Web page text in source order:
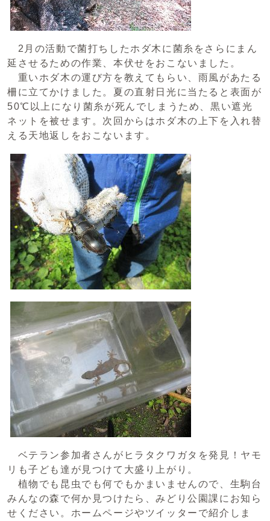
2月の活動で菌打ちしたホダ木に菌糸をさらにまん
延させるための作業、本伏せをおこないました。
重いホダ木の運び方を教えてもらい、雨風があたる
柵に立てかけました。夏の直射日光に当たると表面が
50℃以上になり菌糸が死んでしまうため、黒い遮光
ネットを被せます。次回からはホダ木の上下を入れ替
える天地返しをおこないます。
ベテラン参加者さんがヒラタクワガタを発見！ヤモ
リも子ども達が見つけて大盛り上がり。
植物でも昆虫でも何でもかまいませんので、生駒台
みんなの森で何か見つけたら、みどり公園課にお知ら
せください。ホームページやツイッターで紹介しま